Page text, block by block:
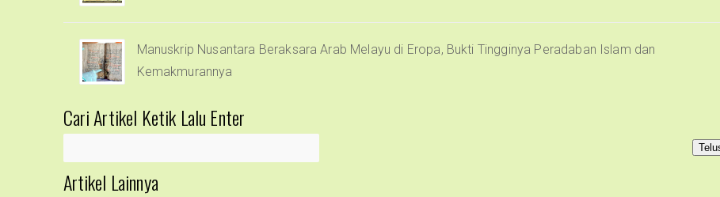
Manuskrip Nusantara Beraksara Arab Melayu di Eropa, Bukti Tingginya Peradaban Islam dan
Kemakmurannya
Cari Artikel Ketik Lalu Enter
Artikel Lainnya